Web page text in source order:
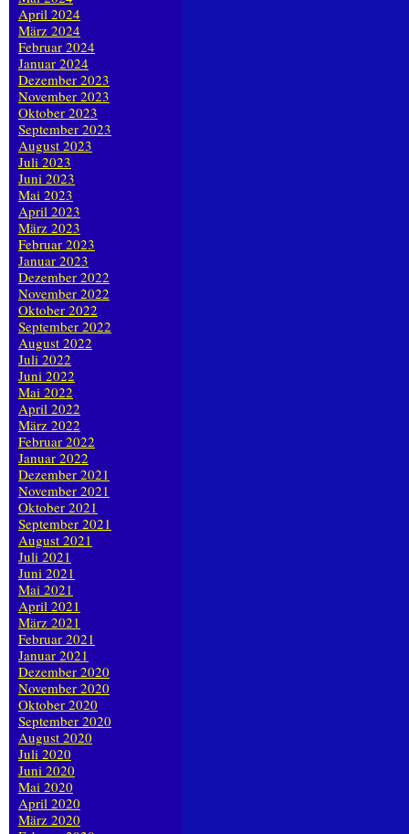
April 2024
März 2024
Februar 2024
Januar 2024
Dezember 2023
November 2023
Oktober 2023
September 2023
August 2023
Juli 2023
Juni 2023
Mai 2023
April 2023
März 2023
Februar 2023
Januar 2023
Dezember 2022
November 2022
Oktober 2022
September 2022
August 2022
Juli 2022
Juni 2022
Mai 2022
April 2022
März 2022
Februar 2022
Januar 2022
Dezember 2021
November 2021
Oktober 2021
September 2021
August 2021
Juli 2021
Juni 2021
Mai 2021
April 2021
März 2021
Februar 2021
Januar 2021
Dezember 2020
November 2020
Oktober 2020
September 2020
August 2020
Juli 2020
Juni 2020
Mai 2020
April 2020
März 2020